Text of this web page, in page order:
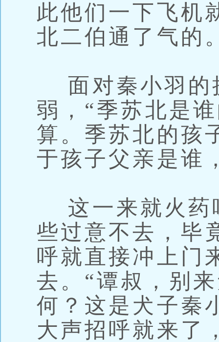
此他们一下飞机
北二伯通了气的
面对秦小羽的
弱，“季苏北是
算。季苏北的孩
于孩子父亲是谁
这一来就火药
些过意不去，毕
呼就直接冲上门
去。“谭叔，别
何？这是犬子秦
大声招呼就来了